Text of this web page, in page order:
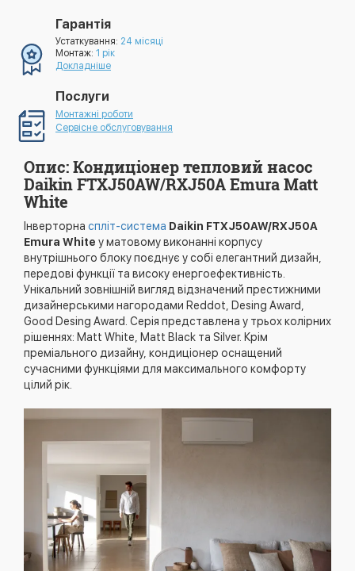
Гарантія
Устаткування: 24 місяці
Монтаж: 1 рік
Докладніше
Послуги
Монтажні роботи
Сервісне обслуговування
Опис: Кондиціонер тепловий насос
Daikin FTXJ50AW/RXJ50A Emura Matt
White
Інверторна спліт-система Daikin FTXJ50AW/RXJ50A
Emura White у матовому виконанні корпусу
внутрішнього блоку поєднує у собі елегантний дизайн,
передові функції та високу енергоефективність.
Унікальний зовнішній вигляд відзначений престижними
дизайнерськими нагородами Reddot, Desing Award,
Good Desing Award. Серія представлена ​​у трьох колірних
рішеннях: Matt White, Matt Black та Silver. Крім
преміального дизайну, кондиціонер оснащений
сучасними функціями для максимального комфорту
цілий рік.